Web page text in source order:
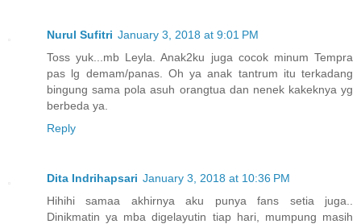
Nurul Sufitri January 3, 2018 at 9:01 PM
Toss yuk...mb Leyla. Anak2ku juga cocok minum Tempra
pas lg demam/panas. Oh ya anak tantrum itu terkadang
bingung sama pola asuh orangtua dan nenek kakeknya yg
berbeda ya.
Reply
Dita Indrihapsari January 3, 2018 at 10:36 PM
Hihihi samaa akhirnya aku punya fans setia juga..
Dinikmatin ya mba digelayutin tiap hari, mumpung masih